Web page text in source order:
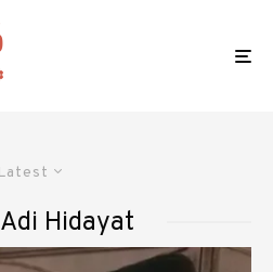
Latest
Hidayat